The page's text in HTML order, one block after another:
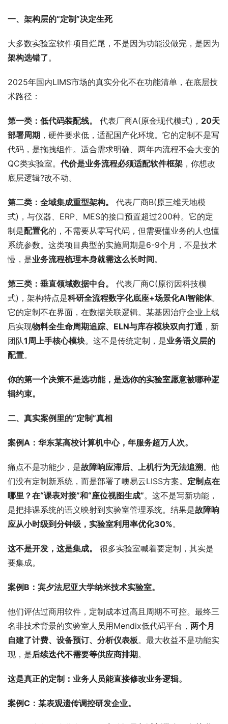
一、架构层的“定制”决定生死
大多数实验室软件项目烂尾，不是因为功能没做完，是因为
架构选错了。
2025年国内LIMS市场的真实分化不在功能清单，在底层技
术路径：
第一类：低代码装配线。 代表厂商A(原金现代模式)， 20天
部署周期 ，硬件要求低，适配国产化环境。它的定制不是写
代码，是拖拽组件。适合需求明确、两年内流程不会大变的
QC类实验室。 代价是业务流程必须适配软件框架 ，你想改
底层逻辑?改不动。
第二类：全域集成重型架构。
代表厂商B(原三维天地模
式)，与仪器、ERP、MES的接口预置超过200种。它的定
制是配置化的，不需要从零写代码，但需要懂业务的人也懂
系统参数。这类项目典型的实施周期是6-9个月，不是技术
慢，是业务流程梳理本身就需这么长时间。
第三类：垂直领域数据中台。
代表厂商C(原衍因科技模
式)，架构特点是科研全流程数字化底座+场景化AI智能体。
它的定制不在界面，在数据关联逻辑。某基因治疗企业上线
后实现物料全生命周期追踪、ELN与库存模块双向打通 ，新
团队1周上手核心模块。这不是传统定制，是业务语义层的
配置。
你的第一个决策不是选功能，是选你的实验室愿意被哪种逻
辑约束。
二、真实案例里的“定制”真相
案例A：华东某高校计算机中心，年服务超万人次。
痛点不是功能少，是故障响应滞后、上机行为无法追溯。他
们没有定制新系统，而是部署了噢易云LISS方案。 定制点在
哪里？在“课表对接”和“座位视图生成”。这不是写新功能，
是把排课系统的语义映射到实验室管理系统。结果是故障响
应从小时级到分钟级，实验室利用率优化30%。
这不是开发，这是集成。
很多实验室喊着要定制，其实是
要集成。
案例B：宾夕法尼亚大学纳米技术实验室。
他们评估过商用软件，定制成本过高且周期不可控。最终三
名非技术背景的实验室人员用Mendix低代码平台， 两个月
自建了计费、设备预订、分析仪表板。最大收益不是功能实
现，是后续迭代不需要等供应商排期。
这是真正的定制：业务人员能直接修改业务逻辑。
案例C：某表观遗传调控研发企业。